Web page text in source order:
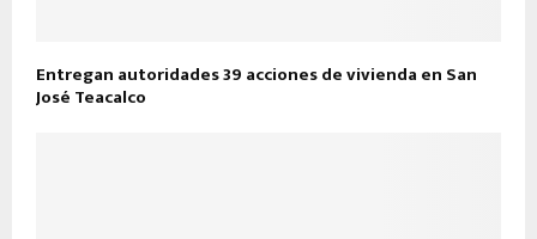
Entregan autoridades 39 acciones de vivienda en San
José Teacalco